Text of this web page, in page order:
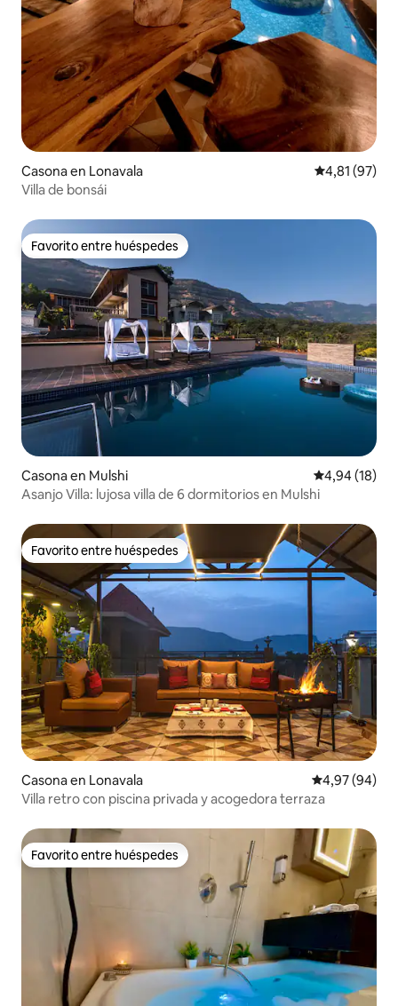
Casona en Lonavala Calificación
4,81 (97)
Villa de bonsái
Favorito entre huéspedes
Favorito entre huéspedes
Casona en Mulshi Calificación
4,94 (18)
Asanjo Villa: lujosa villa de 6 dormitorios en Mulshi
Favorito entre huéspedes
Favorito entre huéspedes
Casona en Lonavala Calificación
4,97 (94)
Villa retro con piscina privada y acogedora terraza
Favorito entre huéspedes
Favorito entre huéspedes